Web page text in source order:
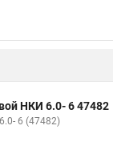
НКИ 6.0- 6 47482
6 (47482)